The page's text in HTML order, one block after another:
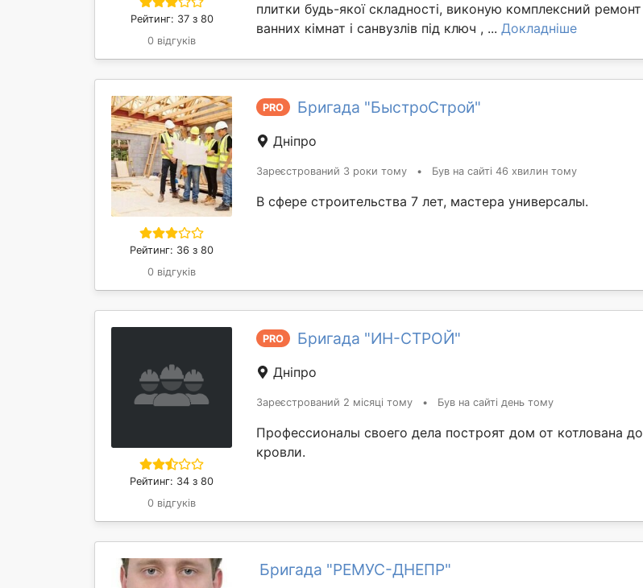
Рейтинг: 37 з 80
0 відгуків
плитки будь-якої складності, виконую комплексний ремонт
ванних кімнат і санвузлів під ключ , ... Докладніше
Рейтинг: 36 з 80
0 відгуків
PRO Бригада "БыстроСтрой"
Дніпро
Зареєстрований 3 роки тому • Був на сайті 46 хвилин тому
В сфере строительства 7 лет, мастера универсалы.
Рейтинг: 34 з 80
0 відгуків
PRO Бригада "ИН-СТРОЙ"
Дніпро
Зареєстрований 2 місяці тому • Був на сайті день тому
Профессионалы своего дела построят дом от котлована до
кровли.
Бригада "РЕМУС-ДНЕПР"